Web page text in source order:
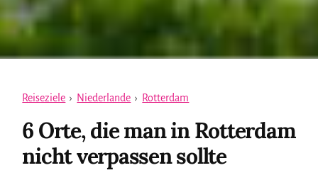
Reiseziele › Niederlande › Rotterdam
6 Orte, die man in Rotterdam
nicht verpassen sollte